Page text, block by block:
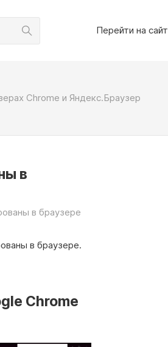
Перейти на сайт
Chrome и Яндекс.Браузер
в
в браузере
в браузере.
Chrome